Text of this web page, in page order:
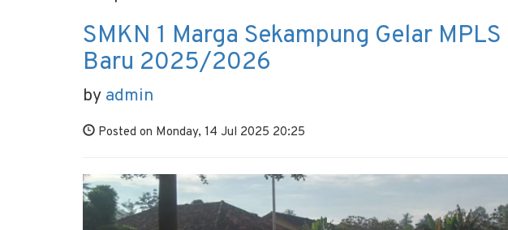
SMKN 1 Marga Sekampung Gelar
Baru 2025/2026
by admin
Posted on Monday, 14 Jul 2025 20:25